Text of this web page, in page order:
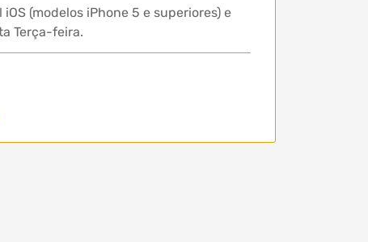
(modelos iPhone 5 e superiores) e
Terça-feira.